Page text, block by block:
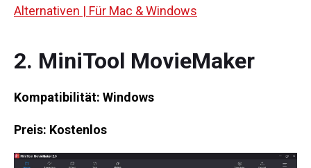
Alternativen | Für Mac & Windows
2. MiniTool MovieMaker
Kompatibilität: Windows
Preis: Kostenlos